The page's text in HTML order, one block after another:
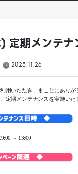
定期メンテナ
2025.11.26
用いただき、まことにありが
定期メンテナンスを実施いた
～ 13:00